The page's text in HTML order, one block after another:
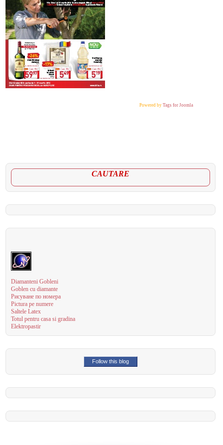
Powered by Tags for Joomla
CAUTARE
Diamanteni Gobleni
Goblen cu diamante
Рисуване по номера
Pictura pe numere
Saltele Latex
Totul pentru casa si gradina
Elektropastir
Follow this blog